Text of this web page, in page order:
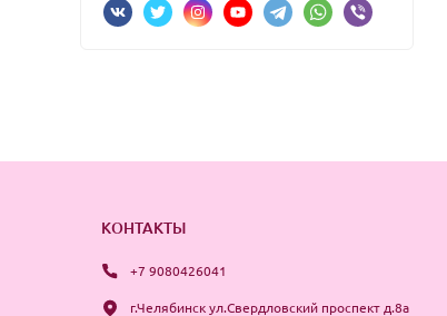
КОНТАКТЫ
+7 9080426041
г.Челябинск ул.Свердловский проспект д.8а